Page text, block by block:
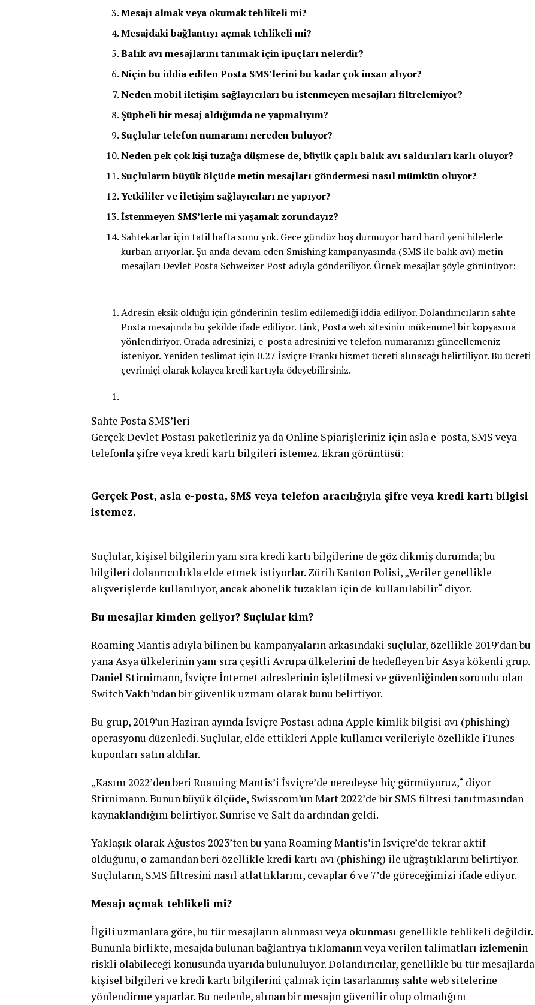
Mesajı almak veya okumak tehlikeli mi?
Mesajdaki bağlantıyı açmak tehlikeli mi?
Balık avı mesajlarını tanımak için ipuçları nelerdir?
Niçin bu iddia edilen Posta SMS’lerini bu kadar çok insan alıyor?
Neden mobil iletişim sağlayıcıları bu istenmeyen mesajları filtrelemiyor?
Şüpheli bir mesaj aldığımda ne yapmalıyım?
Suçlular telefon numaramı nereden buluyor?
Neden pek çok kişi tuzağa düşmese de, büyük çaplı balık avı saldırıları karlı oluyor?
Suçluların büyük ölçüde metin mesajları göndermesi nasıl mümkün oluyor?
Yetkililer ve iletişim sağlayıcıları ne yapıyor?
İstenmeyen SMS’lerle mi yaşamak zorundayız?
Sahtekarlar için tatil hafta sonu yok. Gece gündüz boş durmuyor harıl harıl yeni hilelerle
kurban arıyorlar. Şu anda devam eden Smishing kampanyasında (SMS ile balık avı) metin
mesajları Devlet Posta Schweizer Post adıyla gönderiliyor. Örnek mesajlar şöyle görünüyor:
Adresin eksik olduğu için gönderinin teslim edilemediği iddia ediliyor. Dolandırıcıların sahte
Posta mesajında bu şekilde ifade ediliyor. Link, Posta web sitesinin mükemmel bir kopyasına
yönlendiriyor. Orada adresinizi, e-posta adresinizi ve telefon numaranızı güncellemeniz
isteniyor. Yeniden teslimat için 0.27 İsviçre Frankı hizmet ücreti alınacağı belirtiliyor. Bu ücreti
çevrimiçi olarak kolayca kredi kartıyla ödeyebilirsiniz.
Sahte Posta SMS’leri
Gerçek Devlet Postası paketleriniz ya da Online Spiarişleriniz için asla e-posta, SMS veya
telefonla şifre veya kredi kartı bilgileri istemez. Ekran görüntüsü:
Gerçek Post, asla e-posta, SMS veya telefon aracılığıyla şifre veya kredi kartı bilgisi
istemez.
Suçlular, kişisel bilgilerin yanı sıra kredi kartı bilgilerine de göz dikmiş durumda; bu
bilgileri dolanrıcıılıkla elde etmek istiyorlar. Zürih Kanton Polisi, „Veriler genellikle
alışverişlerde kullanılıyor, ancak abonelik tuzakları için de kullanılabilir“ diyor.
Bu mesajlar kimden geliyor? Suçlular kim?
Roaming Mantis adıyla bilinen bu kampanyaların arkasındaki suçlular, özellikle 2019’dan bu
yana Asya ülkelerinin yanı sıra çeşitli Avrupa ülkelerini de hedefleyen bir Asya kökenli grup.
Daniel Stirnimann, İsviçre İnternet adreslerinin işletilmesi ve güvenliğinden sorumlu olan
Switch Vakfı’ndan bir güvenlik uzmanı olarak bunu belirtiyor.
Bu grup, 2019’un Haziran ayında İsviçre Postası adına Apple kimlik bilgisi avı (phishing)
operasyonu düzenledi. Suçlular, elde ettikleri Apple kullanıcı verileriyle özellikle iTunes
kuponları satın aldılar.
„Kasım 2022’den beri Roaming Mantis’i İsviçre’de neredeyse hiç görmüyoruz,“ diyor
Stirnimann. Bunun büyük ölçüde, Swisscom’un Mart 2022’de bir SMS filtresi tanıtmasından
kaynaklandığını belirtiyor. Sunrise ve Salt da ardından geldi.
Yaklaşık olarak Ağustos 2023’ten bu yana Roaming Mantis’in İsviçre’de tekrar aktif
olduğunu, o zamandan beri özellikle kredi kartı avı (phishing) ile uğraştıklarını belirtiyor.
Suçluların, SMS filtresini nasıl atlattıklarını, cevaplar 6 ve 7’de göreceğimizi ifade ediyor.
Mesajı açmak tehlikeli mi?
İlgili uzmanlara göre, bu tür mesajların alınması veya okunması genellikle tehlikeli değildir.
Bununla birlikte, mesajda bulunan bağlantıya tıklamanın veya verilen talimatları izlemenin
riskli olabileceği konusunda uyarıda bulunuluyor. Dolandırıcılar, genellikle bu tür mesajlarda
kişisel bilgileri ve kredi kartı bilgilerini çalmak için tasarlanmış sahte web sitelerine
yönlendirme yaparlar. Bu nedenle, alınan bir mesajın güvenilir olup olmadığını